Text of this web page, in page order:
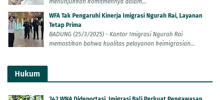
menunjukkan komitmennya dalam...
WFA Tak Pengaruhi Kinerja Imigrasi Ngurah Rai, Layanan
Tetap Prima
BADUNG (25/3/2025) - Kantor Imigrasi Ngurah Rai
memastikan bahwa kualitas pelayanan keimigrasian...
Hukum